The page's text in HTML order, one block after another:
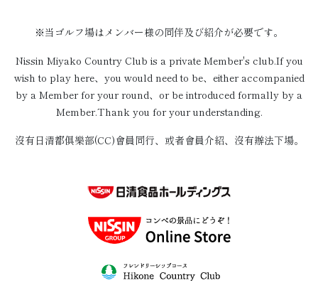
※当ゴルフ場はメンバー様の同伴及び紹介が必要です。
Nissin Miyako Country Club is a private Member's club.If you
wish to play here、you would need to be、either accompanied
by a Member for your round、or be introduced formally by a
Member.Thank you for your understanding.
沒有日清都俱樂部(CC)會員同行、或者會員介紹、沒有辦法下場。